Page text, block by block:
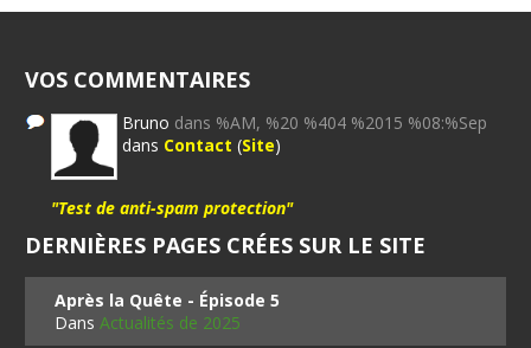
VOS COMMENTAIRES
Bruno dans %AM, %20 %404 %2015 %08:%Sep
dans Contact (Site)
"Test de anti-spam protection"
DERNIÈRES PAGES CRÉES SUR LE SITE
Après la Quête - Épisode 5
DansActualités de 2025